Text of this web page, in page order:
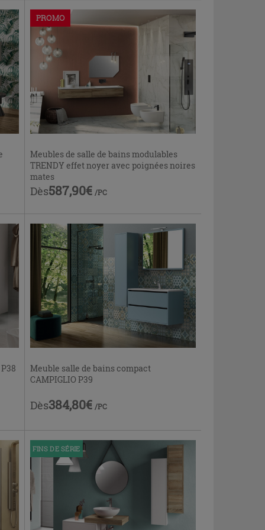
PROMO
Meubles de salle de bains modulables
TRENDY effet noyer avec poignées noires
mates
Dès587,90€ /PC
Meuble salle de bains compact
CAMPIGLIO P39
Dès384,80€ /PC
FINS DE SÉRIE